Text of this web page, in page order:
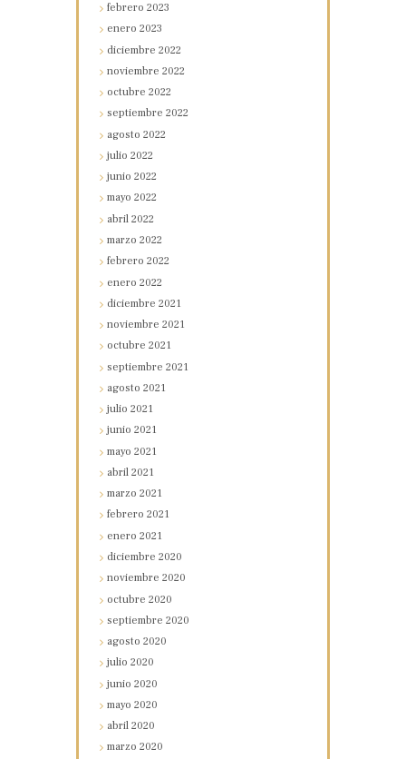
febrero2023
enero2023
diciembre2022
noviembre2022
octubre2022
septiembre2022
agosto2022
julio2022
junio2022
mayo2022
abril2022
marzo2022
febrero2022
enero2022
diciembre2021
noviembre2021
octubre2021
septiembre2021
agosto2021
julio2021
junio2021
mayo2021
abril2021
marzo2021
febrero2021
enero2021
diciembre2020
noviembre2020
octubre2020
septiembre2020
agosto2020
julio2020
junio2020
mayo2020
abril2020
marzo2020